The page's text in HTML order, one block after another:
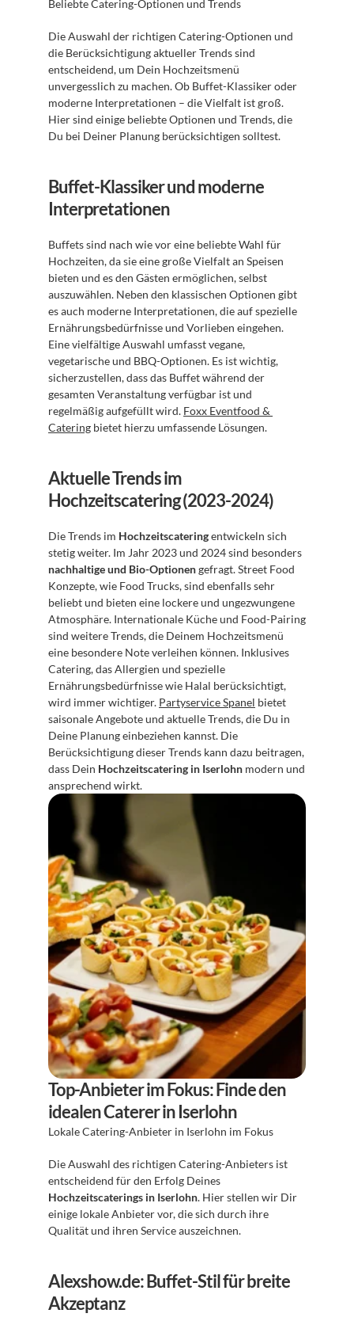
Beliebte Catering-Optionen und Trends
Die Auswahl der richtigen Catering-Optionen und
die Berücksichtigung aktueller Trends sind
entscheidend, um Dein Hochzeitsmenü
unvergesslich zu machen. Ob Buffet-Klassiker oder
moderne Interpretationen – die Vielfalt ist groß.
Hier sind einige beliebte Optionen und Trends, die
Du bei Deiner Planung berücksichtigen solltest.
Buffet-Klassiker und moderne
Interpretationen
Buffets sind nach wie vor eine beliebte Wahl für
Hochzeiten, da sie eine große Vielfalt an Speisen
bieten und es den Gästen ermöglichen, selbst
auszuwählen. Neben den klassischen Optionen gibt
es auch moderne Interpretationen, die auf spezielle
Ernährungsbedürfnisse und Vorlieben eingehen.
Eine vielfältige Auswahl umfasst vegane,
vegetarische und BBQ-Optionen. Es ist wichtig,
sicherzustellen, dass das Buffet während der
gesamten Veranstaltung verfügbar ist und
regelmäßig aufgefüllt wird. Foxx Eventfood &
Catering bietet hierzu umfassende Lösungen.
Aktuelle Trends im
Hochzeitscatering (2023-2024)
Die Trends im Hochzeitscatering entwickeln sich
nachhaltige und Bio-Optionen gefragt. Street Food
Konzepte, wie Food Trucks, sind ebenfalls sehr
beliebt und bieten eine lockere und ungezwungene
Atmosphäre. Internationale Küche und Food-Pairing
sind weitere Trends, die Deinem Hochzeitsmenü
eine besondere Note verleihen können. Inklusives
Catering, das Allergien und spezielle
Ernährungsbedürfnisse wie Halal berücksichtigt,
wird immer wichtiger. Partyservice Spanel bietet
saisonale Angebote und aktuelle Trends, die Du in
Deine Planung einbeziehen kannst. Die
Berücksichtigung dieser Trends kann dazu beitragen,
dass Dein Hochzeitscatering in Iserlohn modern und
ansprechend wirkt.
Top-Anbieter im Fokus: Finde den
idealen Caterer in Iserlohn
Lokale Catering-Anbieter in Iserlohn im Fokus
Die Auswahl des richtigen Catering-Anbieters ist
Hochzeitscaterings in Iserlohn. Hier stellen wir Dir
einige lokale Anbieter vor, die sich durch ihre
Qualität und ihren Service auszeichnen.
Alexshow.de: Buffet-Stil für breite
Akzeptanz